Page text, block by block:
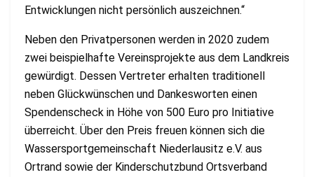
Entwicklungen nicht persönlich auszeichnen.“
Neben den Privatpersonen werden in 2020 zudem
zwei beispielhafte Vereinsprojekte aus dem Landkreis
gewürdigt. Dessen Vertreter erhalten traditionell
neben Glückwünschen und Dankesworten einen
Spendenscheck in Höhe von 500 Euro pro Initiative
überreicht. Über den Preis freuen können sich die
Wassersportgemeinschaft Niederlausitz e.V. aus
Ortrand sowie der Kinderschutzbund Ortsverband